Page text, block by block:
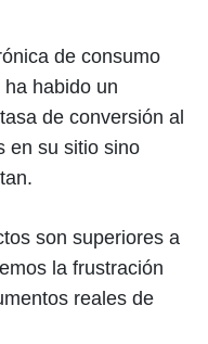
de consumo
habido un
de conversión al
en su sitio sino
son superiores a
la frustración
reales de